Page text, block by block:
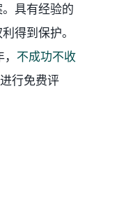
具有经验的
得到保护。
不成功不收
进行免费评